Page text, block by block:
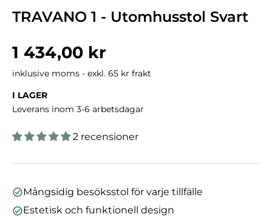
TRAVANO 1 - Utomhusstol Svart
Normalpris
1 434,00 kr
inklusive moms - exkl. 65 kr frakt
I LAGER
Leverans inom 3-6 arbetsdagar
2 recensioner
Mångsidig besöksstol för varje tillfälle
Estetisk och funktionell design